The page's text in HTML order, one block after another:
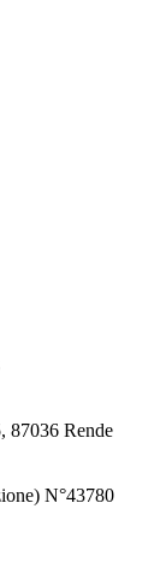
87036 Rende
N°43780